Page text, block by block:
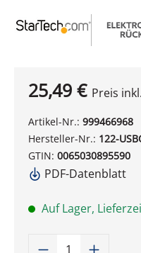
25,49 € Preis
Artikel-Nr.: 999466968
Hersteller-Nr.: 122-
GTIN: 0065030895590
PDF-Datenblatt
Auf Lager,
Produkt